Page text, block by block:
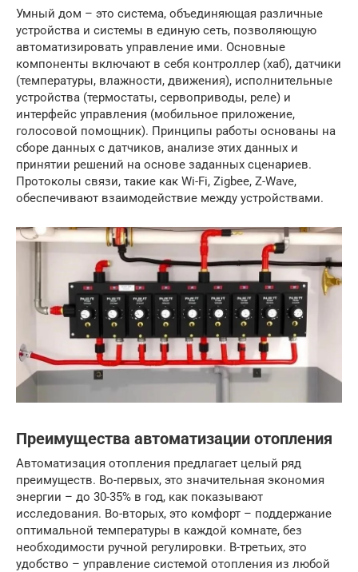
Умный дом – это система, объединяющая различные
устройства и системы в единую сеть, позволяющую
автоматизировать управление ими. Основные
компоненты включают в себя контроллер (хаб), датчики
(температуры, влажности, движения), исполнительные
устройства (термостаты, сервоприводы, реле) и
интерфейс управления (мобильное приложение,
голосовой помощник). Принципы работы основаны на
сборе данных с датчиков, анализе этих данных и
принятии решений на основе заданных сценариев.
Протоколы связи, такие как Wi-Fi, Zigbee, Z-Wave,
обеспечивают взаимодействие между устройствами.
Преимущества автоматизации отопления
Автоматизация отопления предлагает целый ряд
преимуществ. Во-первых, это значительная экономия
энергии – до 30-35% в год, как показывают
исследования. Во-вторых, это комфорт – поддержание
оптимальной температуры в каждой комнате, без
необходимости ручной регулировки. В-третьих, это
удобство – управление системой отопления из любой